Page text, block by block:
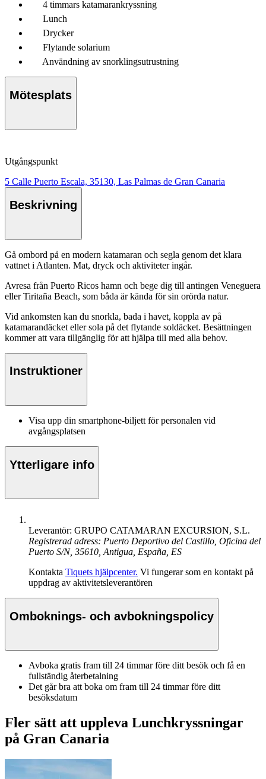
4 timmars katamarankryssning
Lunch
Drycker
Flytande solarium
Användning av snorklingsutrustning
Mötesplats
Utgångspunkt
5 Calle Puerto Escala, 35130, Las Palmas de Gran Canaria
Beskrivning
Gå ombord på en modern katamaran och segla genom det klara
vattnet i Atlanten. Mat, dryck och aktiviteter ingår.
Avresa från Puerto Ricos hamn och bege dig till antingen Veneguera
eller Tiritaña Beach, som båda är kända för sin orörda natur.
Vid ankomsten kan du snorkla, bada i havet, koppla av på
katamarandäcket eller sola på det flytande soldäcket. Besättningen
kommer att vara tillgänglig för att hjälpa till med alla behov.
Instruktioner
Visa upp din smartphone-biljett för personalen vid
avgångsplatsen
Ytterligare info
Leverantör: GRUPO CATAMARAN EXCURSION, S.L.
Registrerad adress: Puerto Deportivo del Castillo, Oficina del
Puerto S/N, 35610, Antigua, España, ES
Kontakta Tiquets hjälpcenter. Vi fungerar som en kontakt på
uppdrag av aktivitetsleverantören
Omboknings- och avbokningspolicy
Avboka gratis fram till 24 timmar före ditt besök och få en
fullständig återbetalning
Det går bra att boka om fram till 24 timmar före ditt
besöksdatum
Fler sätt att uppleva Lunchkryssningar
på Gran Canaria